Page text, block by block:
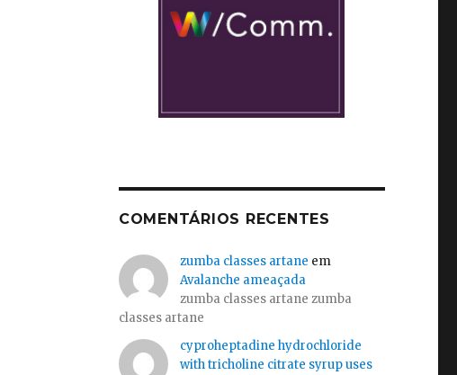
COMENTÁRIOS RECENTES
zumba classes artane em
Avalanche ameaçada
zumba classes artane zumba
classes artane
cyproheptadine hydrochloride
with tricholine citrate syrup uses